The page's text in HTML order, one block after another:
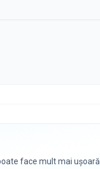
face mult mai ușoară